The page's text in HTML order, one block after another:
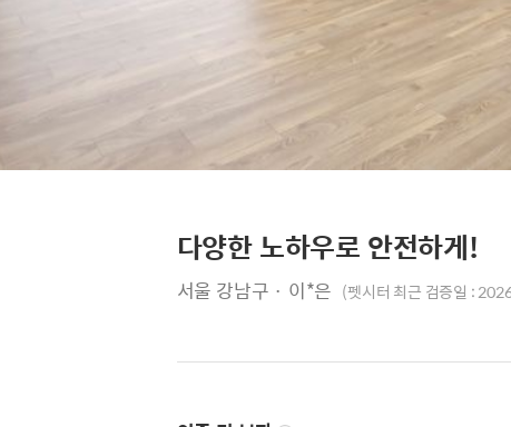
다양한 노하우로 안전하게!
서울 강남구 · 이*은 (펫시터 최근 검증일 :